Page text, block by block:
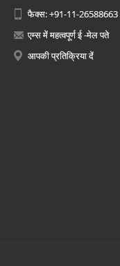
फैक्स: +91-11-26588663
एम्स में महत्वपूर्ण ई -मेल पते
आपकी प्रतिक्रिया दें